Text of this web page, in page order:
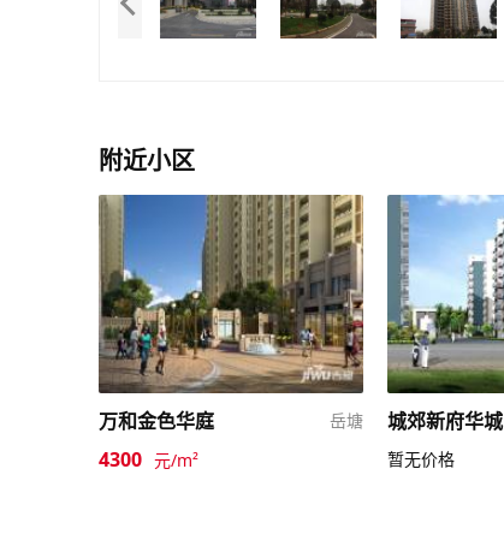
附近小区
万和金色华庭 岳塘
4300 元/m²
城郊新府华城
暂无价格